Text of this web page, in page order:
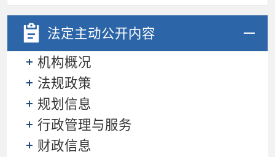
法定主动公开内容
机构概况
法规政策
规划信息
行政管理与服务
财政信息